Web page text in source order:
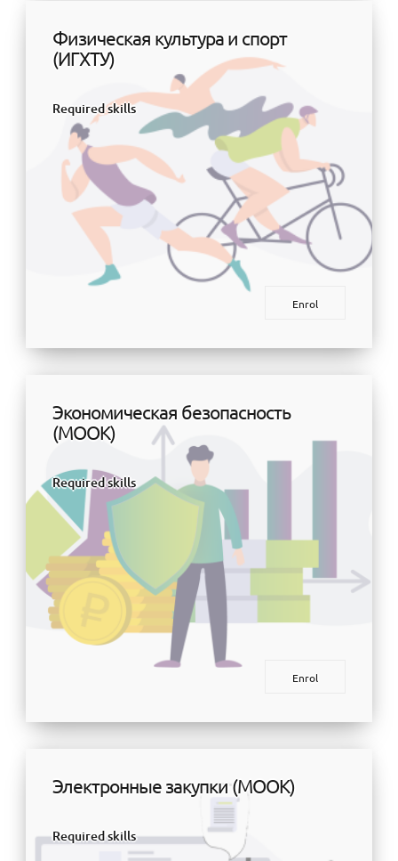
Физическая культура и спорт
(ИГХТУ)
Required skills
Enrol
Экономическая безопасность
(МООК)
Required skills
Enrol
Электронные закупки (МООК)
Required skills